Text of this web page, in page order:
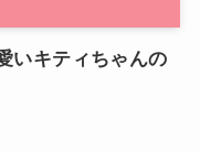
いキティちゃんの